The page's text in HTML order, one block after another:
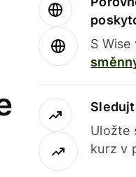
S
Uložte
kurz v